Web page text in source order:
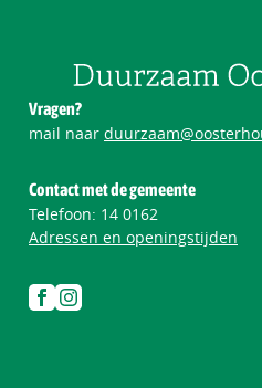
Vragen?
mail naar
Contact met de gemeente
Telefoon: 14 0162
Adressen en openingstijden